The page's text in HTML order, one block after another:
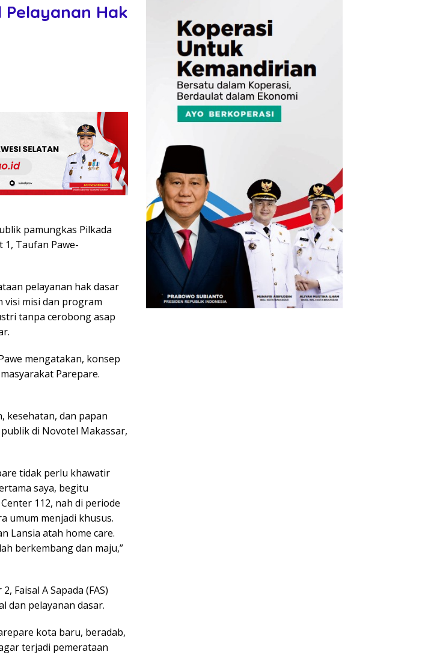
Pelayanan Hak
pamungkas Pilkada
1, Taufan Pawe-
pelayanan hak dasar
visi misi dan program
tanpa cerobong asap
mengatakan, konsep
Parepare.
kesehatan, dan papan
di Novotel Makassar,
tidak perlu khawatir
saya, begitu
112, nah di periode
umum menjadi khusus.
Lansia atah home care.
berkembang dan maju,”
Faisal A Sapada (FAS)
dan pelayanan dasar.
kota baru, beradab,
terjadi pemerataan